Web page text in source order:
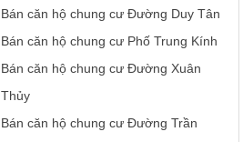
Bán căn hộ chung cư Đường Duy Tân
Bán căn hộ chung cư Phố Trung Kính
Bán căn hộ chung cư Đường Xuân
Thủy
Bán căn hộ chung cư Đường Trần